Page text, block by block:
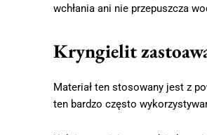
wchłania ani nie przepuszcza
Kryngielit
Materiał ten stosowany jest z
ten bardzo często